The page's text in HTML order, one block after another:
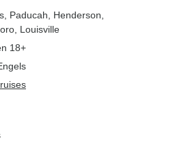
, Paducah , Henderson
, Louisville
18+